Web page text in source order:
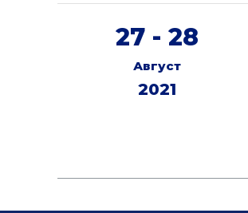
27 - 28
Август
2021